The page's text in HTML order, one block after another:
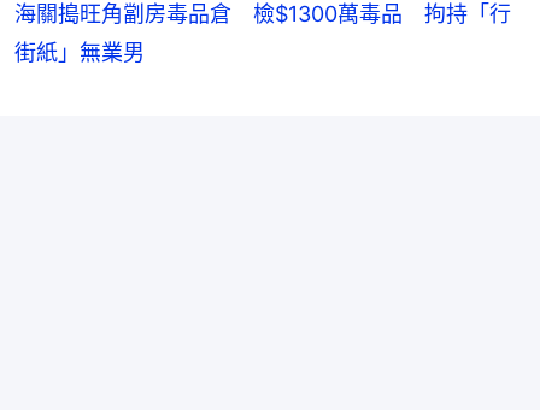
海關搗旺角劏房毒品倉 檢$1300萬毒品 拘持「行
街紙」無業男